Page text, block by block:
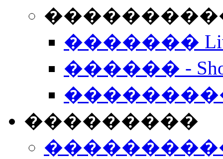
����������
�������
������ -
���������